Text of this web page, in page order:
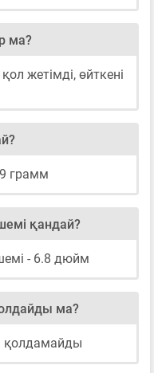
ма?
жетімді, өйткені
грамм
қандай?
- 6.8 дюйм
ма?
қолдамайды